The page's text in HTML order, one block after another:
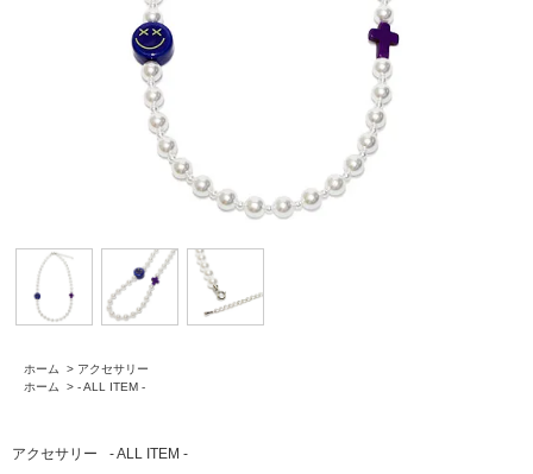
ホーム > アクセサリー
ホーム
> - ALL ITEM -
アクセサリー - ALL ITEM -